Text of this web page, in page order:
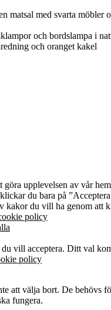
upplevelsen av vår
du bara på
kakor du vill ha genom att
policy
vill acceptera. Ditt val
policy
att välja bort. De behövs
fungera.